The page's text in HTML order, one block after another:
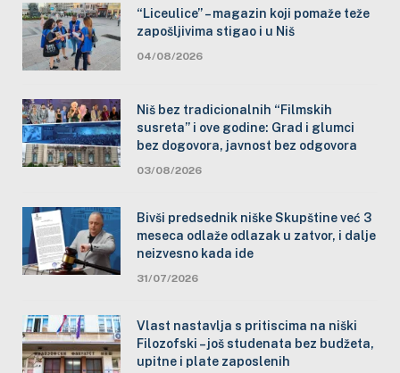
“Liceulice” – magazin koji pomaže teže
zapošljivima stigao i u Niš
04/08/2026
Niš bez tradicionalnih “Filmskih
susreta” i ove godine: Grad i glumci
bez dogovora, javnost bez odgovora
03/08/2026
Bivši predsednik niške Skupštine već 3
meseca odlaže odlazak u zatvor, i dalje
neizvesno kada ide
31/07/2026
Vlast nastavlja s pritiscima na niški
Filozofski – još studenata bez budžeta,
upitne i plate zaposlenih